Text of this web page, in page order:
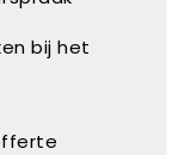
bij het